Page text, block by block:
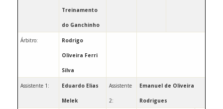
Treinamento
do Ganchinho
Árbitro: Rodrigo
Oliveira Ferri
Silva
Assistente 1: Eduardo Elias
Melek
Assistente
2:
Emanuel de Oliveira
Rodrigues